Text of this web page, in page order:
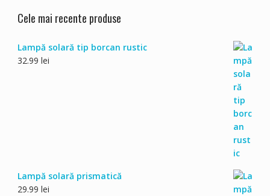
Cele mai recente produse
Lampă solară tip borcan rustic
32.99 lei
Lampă solară prismatică
29.99 lei